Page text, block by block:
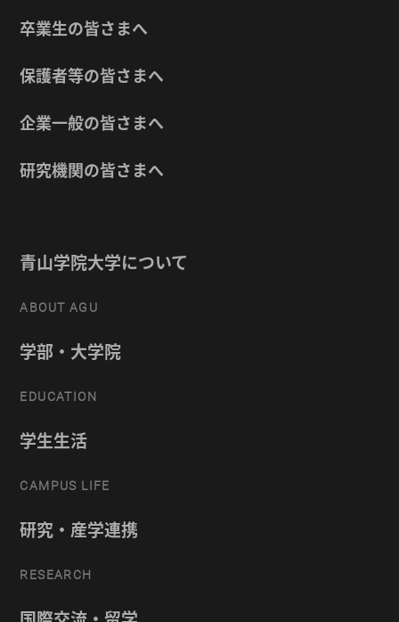
卒業生の皆さまへ
保護者等の皆さまへ
企業一般の皆さまへ
研究機関の皆さまへ
青山学院大学について
ABOUT AGU
学部・大学院
EDUCATION
学生生活
CAMPUS LIFE
研究・産学連携
RESEARCH